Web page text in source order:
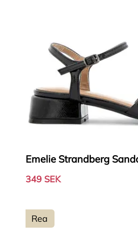
Emelie Strandberg
349 SEK
Rea